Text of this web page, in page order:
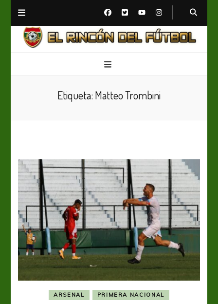
Etiqueta: Matteo Trombini
ARSENAL PRIMERA NACIONAL